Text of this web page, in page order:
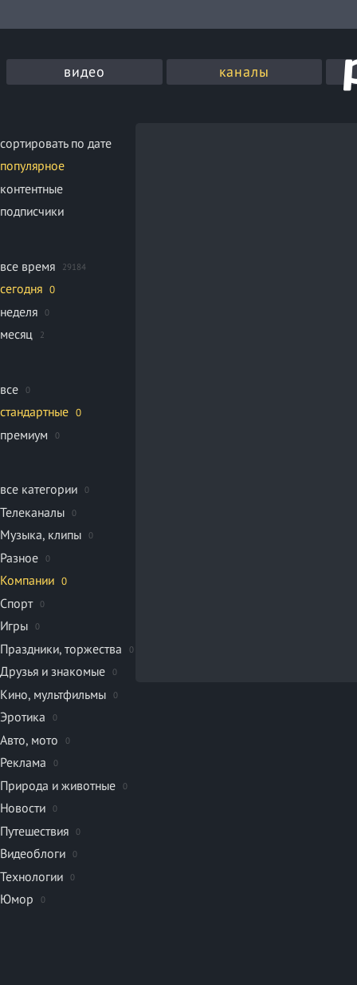
видео каналы
сортировать по дате
популярное
контентные
подписчики
все время 29184
сегодня 0
неделя 0
месяц 2
все 0
стандартные 0
премиум 0
все категории 0
Телеканалы 0
Музыка, клипы 0
Разное 0
Компании 0
Спорт 0
Игры 0
Праздники, торжества 0
Друзья и знакомые 0
Кино, мультфильмы 0
Эротика 0
Авто, мото 0
Реклама 0
Природа и животные 0
Новости 0
Путешествия 0
Видеоблоги 0
Технологии 0
Юмор 0